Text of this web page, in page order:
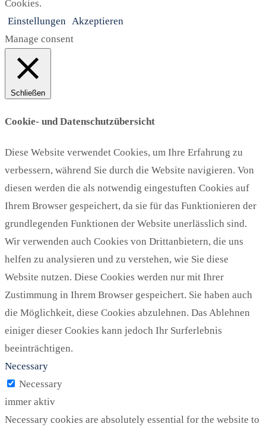
Cookies.
Einstellungen Akzeptieren
Manage consent
Schließen
Cookie- und Datenschutzübersicht
Diese Website verwendet Cookies, um Ihre Erfahrung zu
verbessern, während Sie durch die Website navigieren. Von
diesen werden die als notwendig eingestuften Cookies auf
Ihrem Browser gespeichert, da sie für das Funktionieren der
grundlegenden Funktionen der Website unerlässlich sind.
Wir verwenden auch Cookies von Drittanbietern, die uns
helfen zu analysieren und zu verstehen, wie Sie diese
Website nutzen. Diese Cookies werden nur mit Ihrer
Zustimmung in Ihrem Browser gespeichert. Sie haben auch
die Möglichkeit, diese Cookies abzulehnen. Das Ablehnen
einiger dieser Cookies kann jedoch Ihr Surferlebnis
beeinträchtigen.
Necessary
Necessary
immer aktiv
Necessary cookies are absolutely essential for the website to